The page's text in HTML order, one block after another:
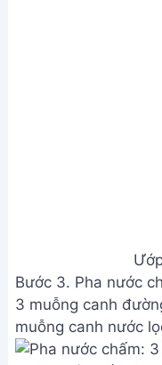
Bước 3. Pha nước
3 muỗng canh
muỗng canh nước